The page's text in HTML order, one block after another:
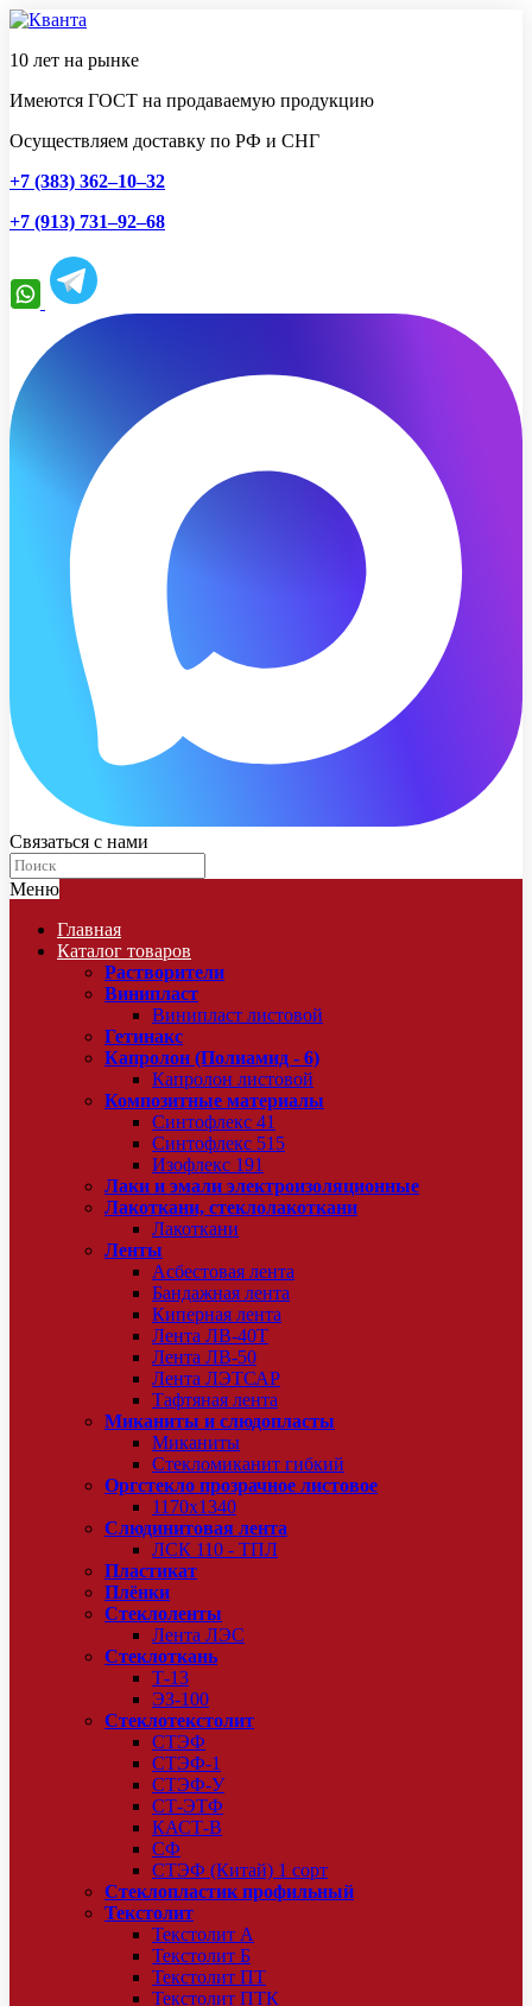
10 лет на рынке
Имеются ГОСТ на продаваемую продукцию
Осуществляем доставку по РФ и СНГ
+7 (383) 362–10–32
+7 (913) 731–92–68
Связаться с нами
Меню
Главная
Каталог товаров
Растворители
Винипласт
Винипласт листовой
Гетинакс
Капролон (Полиамид - 6)
Капролон листовой
Композитные материалы
Синтофлекс 41
Синтофлекс 515
Изофлекс 191
Лаки и эмали электроизоляционные
Лакоткани, стеклолакоткани
Лакоткани
Ленты
Асбестовая лента
Бандажная лента
Киперная лента
Лента ЛВ-40Т
Лента ЛВ-50
Лента ЛЭТСАР
Тафтяная лента
Миканиты и слюдопласты
Миканиты
Стекломиканит гибкий
Оргстекло прозрачное листовое
1170х1340
Слюдинитовая лента
ЛСК 110 - ТПЛ
Пластикат
Плёнки
Стеклоленты
Лента ЛЭС
Стеклоткань
Т-13
ЭЗ-100
Стеклотекстолит
СТЭФ
СТЭФ-1
СТЭФ-У
СТ-ЭТФ
КАСТ-В
СФ
СТЭФ (Китай) 1 сорт
Стеклопластик профильный
Текстолит
Текстолит А
Текстолит Б
Текстолит ПТ
Текстолит ПТК